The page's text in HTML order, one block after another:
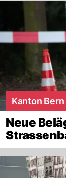
Kanton Bern
Neue